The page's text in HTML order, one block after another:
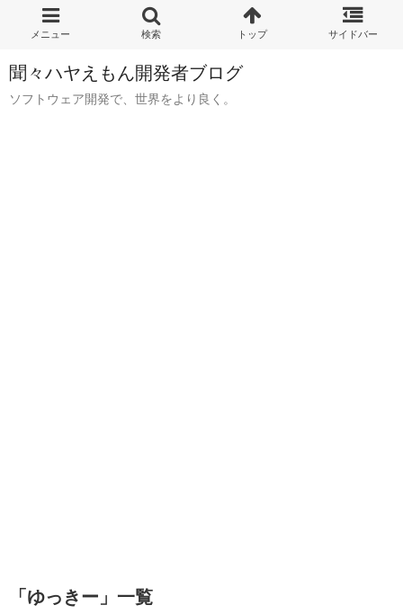
聞々ハヤえもん開発者ブログ
ソフトウェア開発で、世界をより良く。
「 ゆっきー 」 一覧